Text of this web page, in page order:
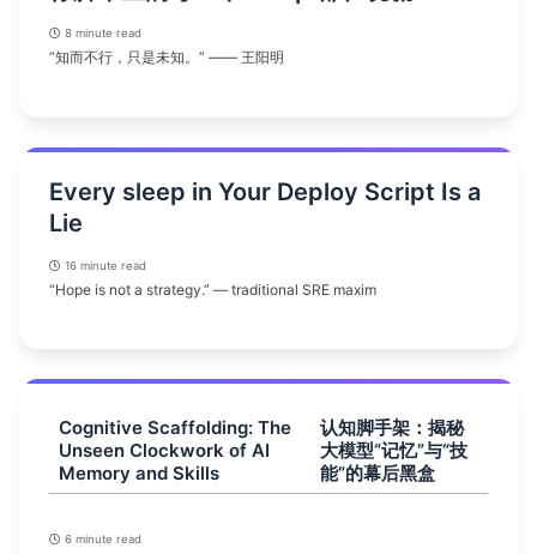
8 minute read
“知而不行，只是未知。” —— 王阳明
Every sleep in Your Deploy Script Is a
Lie
16 minute read
“Hope is not a strategy.” — traditional SRE maxim
Cognitive Scaffolding: The
Unseen Clockwork of AI
Memory and Skills
认知脚手架：揭秘
大模型“记忆”与“技
能”的幕后黑盒
6 minute read